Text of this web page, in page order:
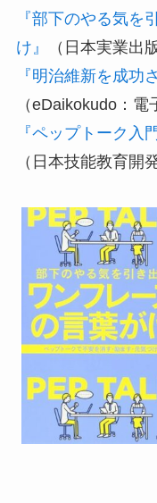
『部下のやる気を
け』
（日本実業出
『明治維新を成功
（eDaikokudo：電
『ペップトーク入
（日本技能教育開